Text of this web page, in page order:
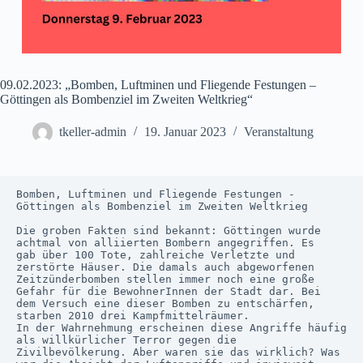
09.02.2023: „Bomben, Luftminen und Fliegende Festungen –
Göttingen als Bombenziel im Zweiten Weltkrieg“
tkeller-admin 19. Januar 2023 Veranstaltung
Bomben, Luftminen und Fliegende Festungen -
Göttingen als Bombenziel im Zweiten Weltkrieg
Die groben Fakten sind bekannt: Göttingen wurde
achtmal von alliierten Bombern angegriffen. Es
gab über 100 Tote, zahlreiche Verletzte und
zerstörte Häuser. Die damals auch abgeworfenen
Zeitzünderbomben stellen immer noch eine große
Gefahr für die BewohnerInnen der Stadt dar. Bei
dem Versuch eine dieser Bomben zu entschärfen,
starben 2010 drei Kampfmittelräumer.
In der Wahrnehmung erscheinen diese Angriffe häufig
als willkürlicher Terror gegen die
Zivilbevölkerung. Aber waren sie das wirklich? Was